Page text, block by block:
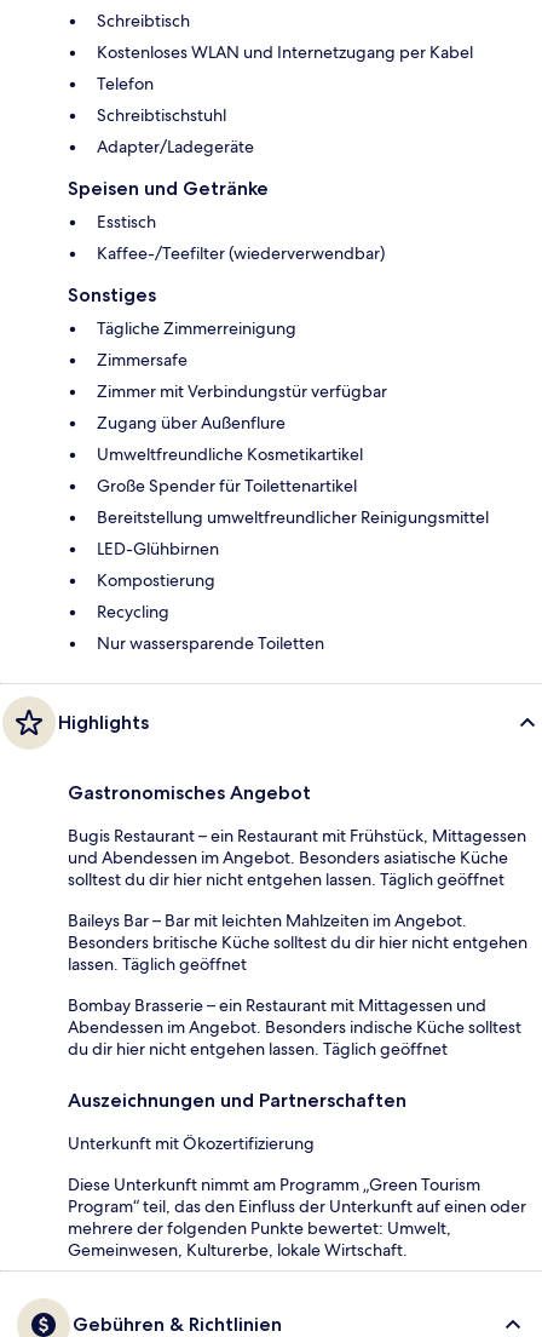
Schreibtisch
Kostenloses WLAN und Internetzugang per Kabel
Telefon
Schreibtischstuhl
Adapter/Ladegeräte
Speisen und Getränke
Esstisch
Kaffee-/Teefilter (wiederverwendbar)
Sonstiges
Tägliche Zimmerreinigung
Zimmersafe
Zimmer mit Verbindungstür verfügbar
Zugang über Außenflure
Umweltfreundliche Kosmetikartikel
Große Spender für Toilettenartikel
Bereitstellung umweltfreundlicher Reinigungsmittel
LED-Glühbirnen
Kompostierung
Recycling
Nur wassersparende Toiletten
Highlights
Gastronomisches Angebot
Bugis Restaurant – ein Restaurant mit Frühstück, Mittagessen
und Abendessen im Angebot. Besonders asiatische Küche
solltest du dir hier nicht entgehen lassen. Täglich geöffnet
Baileys Bar – Bar mit leichten Mahlzeiten im Angebot.
Besonders britische Küche solltest du dir hier nicht entgehen
lassen. Täglich geöffnet
Bombay Brasserie – ein Restaurant mit Mittagessen und
Abendessen im Angebot. Besonders indische Küche solltest
du dir hier nicht entgehen lassen. Täglich geöffnet
Auszeichnungen und Partnerschaften
Unterkunft mit Ökozertifizierung
Diese Unterkunft nimmt am Programm „Green Tourism
Program“ teil, das den Einfluss der Unterkunft auf einen oder
mehrere der folgenden Punkte bewertet: Umwelt,
Gemeinwesen, Kulturerbe, lokale Wirtschaft.
Gebühren & Richtlinien